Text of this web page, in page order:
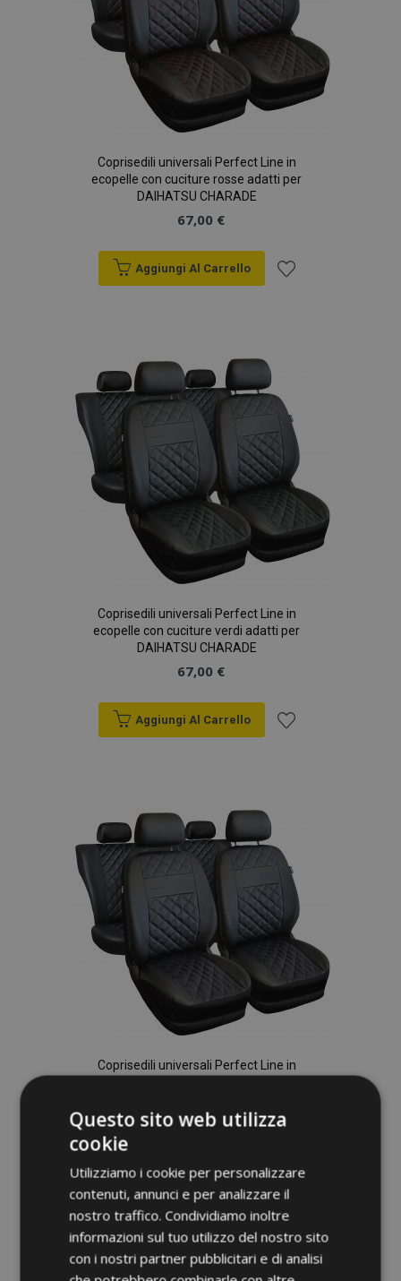
Coprisedili universali Perfect Line in
ecopelle con cuciture rosse adatti per
DAIHATSU CHARADE
67,00 €
Aggiungi Al Carrello
lista
desideri
Coprisedili universali Perfect Line in
ecopelle con cuciture verdi adatti per
DAIHATSU CHARADE
67,00 €
Aggiungi Al Carrello
lista
desideri
Coprisedili universali Perfect Line in
67,00 €
Aggiungi Al Carrello
Aggiungi
alla
lista
Questo sito web utilizza
cookie
Utilizziamo i cookie per personalizzare
contenuti, annunci e per analizzare il
nostro traffico. Condividiamo inoltre
informazioni sul tuo utilizzo del nostro sito
con i nostri partner pubblicitari e di analisi